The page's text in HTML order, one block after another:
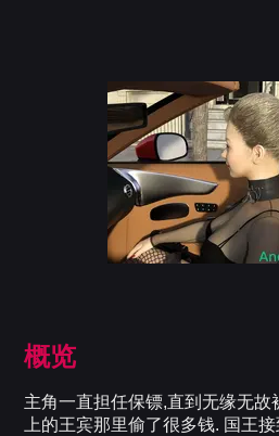
概览
主角一直担任保镖,直到无缘无故
上的王宾那里偷了很多钱. 国王